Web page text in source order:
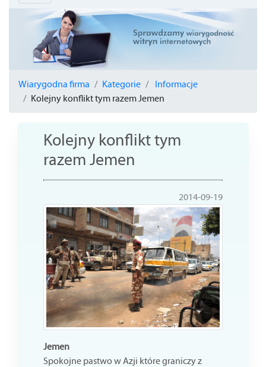
Wiarygodna firma Kategorie
Informacje
Kolejny konflikt tym razem Jemen
Kolejny konflikt tym
razem Jemen
2014-09-19
Jemen
Spokojne pastwo w Azji które graniczy z